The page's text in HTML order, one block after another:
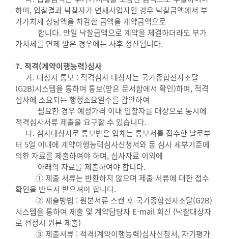
하며, 입찰결과 낙찰자가 면세사업자인 경우 낙찰금액에서 부
가가치세 상당액을 차감한 금액을 계약금액으로
합니다. 만일 낙찰금액으로 계약을 체결하더라도 부가
가치세를 면제 받은 경우에는 사후 정산됩니다.
7. 적격(계약이행능력)심사
가. 대상자 통보 : 적격심사 대상자는 국가종합전자조달
(G2B)시스템을 통하여 통보(받은 문서함에서 확인)하며, 적격
심사에 소요되는 행정소요일수를 감안하여
필요한 경우 예정가격 이내 입찰자를 대상으로 동시에
적격심사서류 제출을 요구할 수 있습니다.
나. 심사대상자로 통보받은 업체는 통보서를 접수한 날로부
터 5일 이내에 계약이행능력심사신청서와 동 심사 세부기준에
의한 자료를 제출하여야 하며, 심사자료 이외에
아래의 자료를 제출하여야 합니다.
① 제출 서류는 반환하지 않으며 제출 서류에 대한 접수
확인을 반드시 받으셔야 합니다.
② 제출방법 : 원본서류 스캔 후 국가종합전자조달(G2B)
시스템을 통하여 제출 및 계약담당자 E-mail 회신 (낙찰대상자
로 선정시 원본 제출)
③ 제출서류 : 적격(계약이행능력)심사신청서, 자기평가